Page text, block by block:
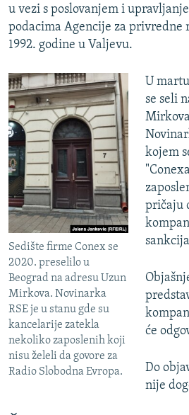
u vezi s poslovanjem i
podacima Agencije za privredne
1992. godine u Valjevu.
Sedište firme Conex se
2020. preselilo u
Beograd na adresu Uzun
Mirkova. Novinarka
RSE je u stanu gde su
kancelarije zatekla
nekoliko zaposlenih koji
nisu želeli da govore za
Radio Slobodna Evropa.
U
se seli
kojem
pričaju
će
Do
nije